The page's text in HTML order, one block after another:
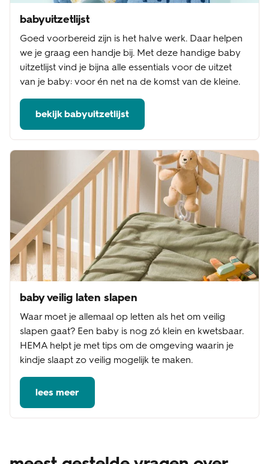
babyuitzetlijst
Goed voorbereid zijn is het halve werk. Daar helpen
we je graag een handje bij. Met deze handige baby
uitzetlijst vind je bijna alle essentials voor de uitzet
van je baby: voor én net na de komst van de kleine.
bekijk babyuitzetlijst
baby veilig laten slapen
Waar moet je allemaal op letten als het om veilig
slapen gaat? Een baby is nog zó klein en kwetsbaar.
HEMA helpt je met tips om de omgeving waarin je
kindje slaapt zo veilig mogelijk te maken.
lees meer